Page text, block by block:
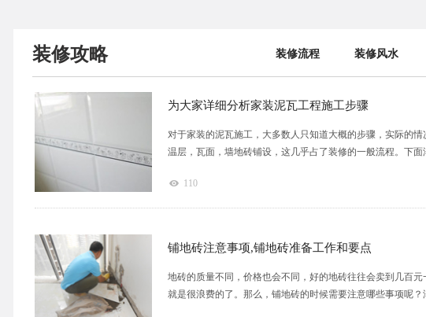
装修攻略 装修风水
装修流程
为大家详细分析家装泥瓦工程施工步骤
对于家装的泥瓦施工，大多数人只知道大概的步骤，实际的
温层，瓦面，墙地砖铺设，这几乎占了装修的一般流程。下
110
铺地砖注意事项,铺地砖准备工作和要点
地砖的质量不同，价格也会不同，好的地砖往往会卖到几百
就是很浪费的了。那么，铺地砖的时候需要注意哪些事项呢